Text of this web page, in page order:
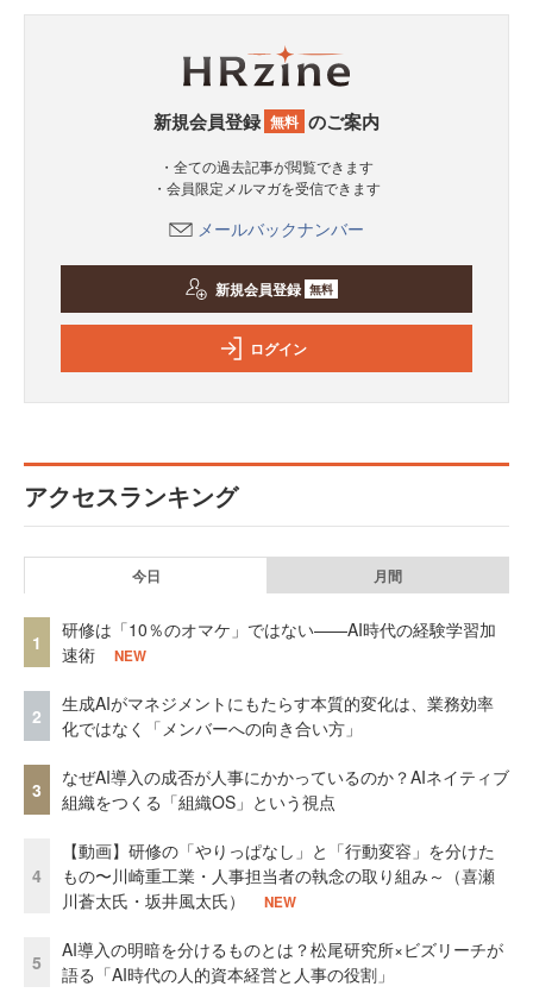
新規会員登録 無料 のご案内
・全ての過去記事が閲覧できます
・会員限定メルマガを受信できます
メールバックナンバー
新規会員登録 無料
ログイン
アクセスランキング
今日 月間
1
研修は「10％のオマケ」ではない——AI時代の経験学習加
速術
NEW
2
生成AIがマネジメントにもたらす本質的変化は、業務効率
化ではなく「メンバーへの向き合い方」
3
なぜAI導入の成否が人事にかかっているのか？AIネイティブ
組織をつくる「組織OS」という視点
4
【動画】研修の「やりっぱなし」と「行動変容」を分けた
もの〜川崎重工業・人事担当者の執念の取り組み～（喜瀬
川蒼太氏・坂井風太氏）
NEW
5
AI導入の明暗を分けるものとは？松尾研究所×ビズリーチが
語る「AI時代の人的資本経営と人事の役割」